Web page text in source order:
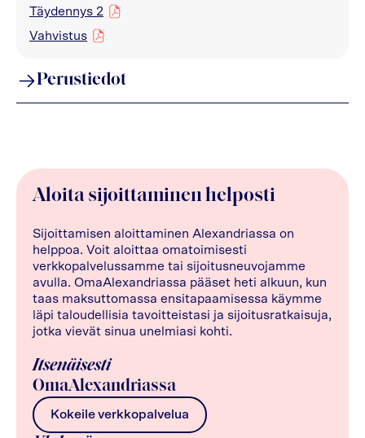
Täydennys 2
pdf
Vahvistus
pdf
Perustiedot
Aloita sijoittaminen helposti
Sijoittamisen aloittaminen Alexandriassa on
helppoa. Voit aloittaa omatoimisesti
verkkopalvelussamme tai sijoitusneuvojamme
avulla. OmaAlexandriassa pääset heti alkuun, kun
taas maksuttomassa ensitapaamisessa käymme
läpi taloudellisia tavoitteistasi ja sijoitusratkaisuja,
jotka vievät sinua unelmiasi kohti.
Itsenäisesti
OmaAlexandriassa
Kokeile verkkopalvelua